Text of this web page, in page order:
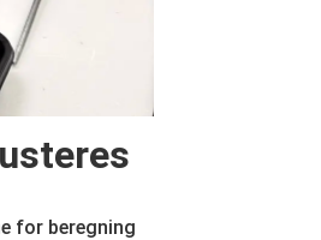
for beregning